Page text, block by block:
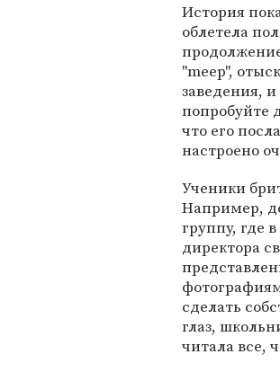
История
облетела
"meep",
заведения,
попробуйте
что его
настроено
Ученики
Например,
группу, где
директора
сделать
глаз,
читала все,